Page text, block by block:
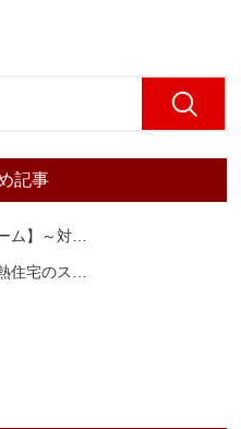
記事
ム】～対
住宅のス